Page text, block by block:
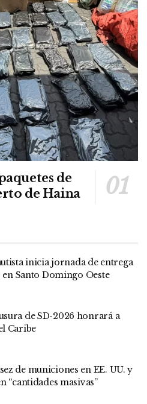
de
de Haina
inicia jornada de entrega
en Santo Domingo Oeste
de SD-2026 honrará a
Caribe
de municiones en EE. UU. y
“cantidades masivas”